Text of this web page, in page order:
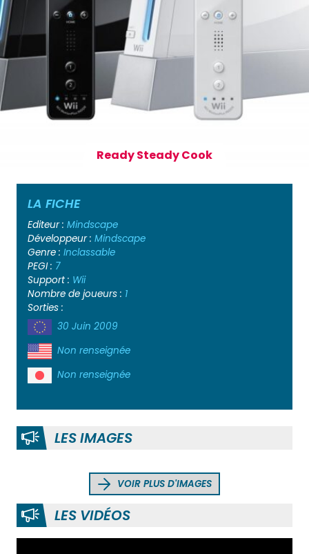
Ready Steady Cook
LA FICHE
Editeur : Mindscape
Développeur : Mindscape
Genre : Inclassable
PEGI : 7
Support : Wii
Nombre de joueurs : 1
Sorties :
30 Juin 2009
Non renseignée
Non renseignée
LES IMAGES
VOIR PLUS D'IMAGES
LES VIDÉOS